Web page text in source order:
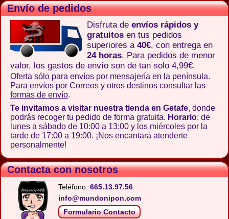
Envío de pedidos
Disfruta de envíos rápidos y
gratuitos en tus pedidos
superiores a 40€, con entrega en
24 horas. Para pedidos de menor
valor, los gastos de envío son de tan solo 4,99€.
Oferta sólo para envíos por mensajería en la península.
Para envíos por Correos y otros destinos consultar las
formas de envío.
Te invitamos a visitar nuestra tienda en Getafe, donde
podrás recoger tu pedido de forma gratuita. Horario: de
lunes a sábado de 10:00 a 13:00 y los miércoles por la
tarde de 17:00 a 19:00. ¡Nos encantará atenderte
personalmente!
Contacta con nosotros
Teléfono: 665.13.97.56
info@mundonipon.com
Formulario Contacto